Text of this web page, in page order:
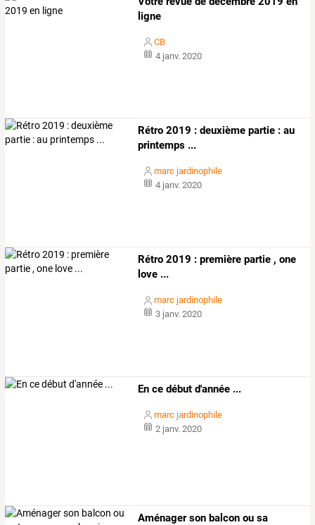
ligne
CB
4 janv. 2020
Rétro 2019 : deuxième partie : au
printemps ...
marc jardinophile
4 janv. 2020
Rétro 2019 : première partie , one
love ...
marc jardinophile
3 janv. 2020
En ce début d'année ...
marc jardinophile
2 janv. 2020
Aménager son balcon ou sa